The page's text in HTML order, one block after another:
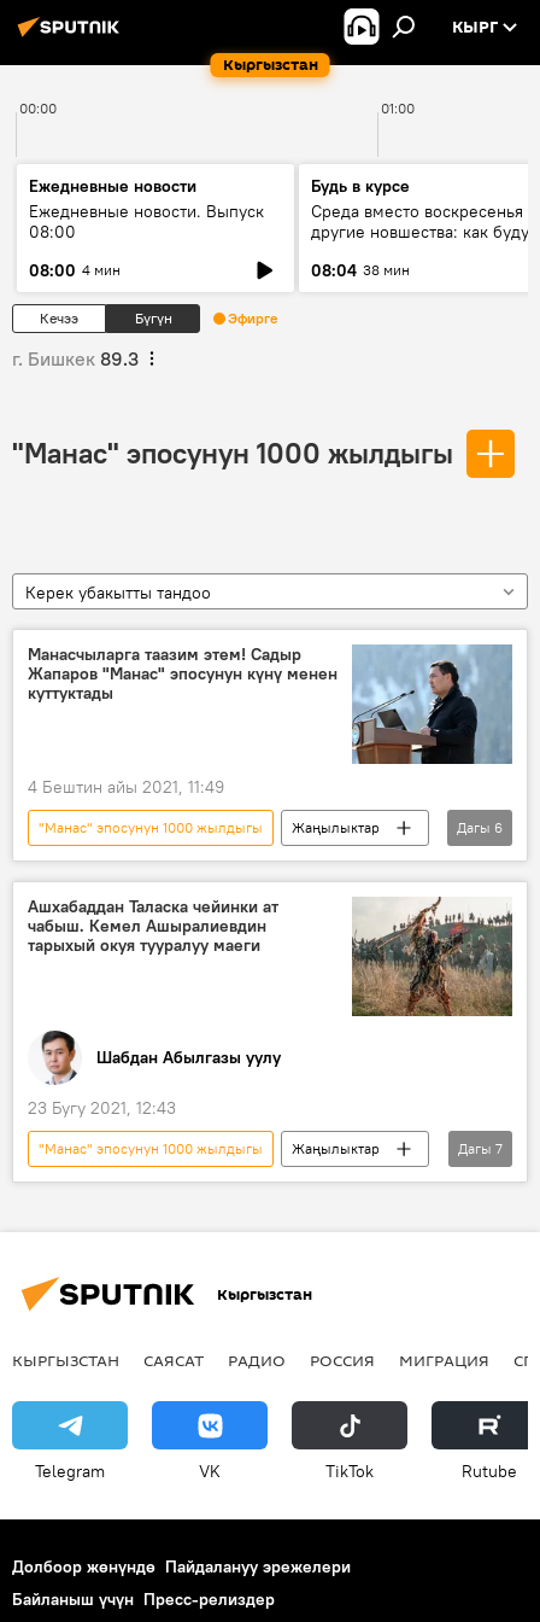
Кыргызстан
КЫРГ
00:00 01:00
Ежедневные новости
Ежедневные новости. Выпуск
08:00
08:00 4 мин
Будь в курсе
Среда вместо воскресенья и
другие новшества: как будут
08:04 38 мин
Кечээ Бүгүн Эфирге
г. Бишкек 89.3
"Манас" эпосунун 1000 жылдыгы
Керек убакытты тандоо
Манасчыларга таазим этем! Садыр
Жапаров "Манас" эпосунун күнү менен
куттуктады
4 Бештин айы 2021, 11:49
"Манас" эпосунун 1000 жылдыгы
Жаңылыктар
Коом
Кыргызстан
Маданият
Садыр Жапаров
майрам
куттуктоо
Дагы 6
Ашхабаддан Таласка чейинки ат
чабыш. Кемел Ашыралиевдин
тарыхый окуя тууралуу маеги
Шабдан Абылгазы уулу
23 Бугу 2021, 12:43
"Манас" эпосунун 1000 жылдыгы
Жаңылыктар
Кыргызстан
Маданият
Коом
Дагы 7
Кыргызстан
КЫРГЫЗСТАН САЯСАТ РАДИО РОССИЯ МИГРАЦИЯ
Telegram VK ТikТоk Rutube
Долбоор жөнүндө Пайдалануу эрежелери
Байланыш үчүн Пресс-релиздер